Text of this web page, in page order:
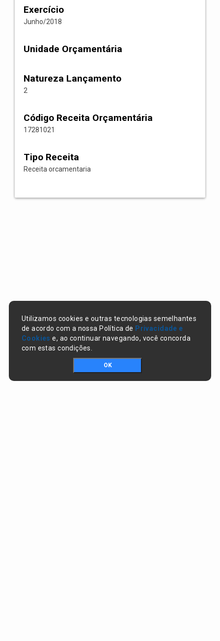
Exercício
Junho/2018
Unidade Orçamentária
Natureza Lançamento
2
Código Receita Orçamentária
17281021
Tipo Receita
Receita orcamentaria
Utilizamos cookies e outras tecnologias semelhantes
de acordo com a nossa Política de Privacidade e
Cookies e, ao continuar navegando, você concorda
com estas condições.
OK